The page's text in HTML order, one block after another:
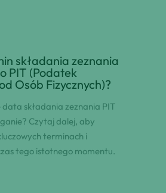
składania zeznania
PIT (Podatek
Osób Fizycznych)?
data składania zeznania PIT
Czytaj dalej, aby
terminach i
tego istotnego momentu.